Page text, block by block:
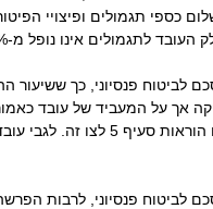
כספי תגמולים ופיצויי
פנסיה ותיקה אך על המעביד של
פנסיוני, לרבות